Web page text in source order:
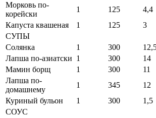
Морковь по-
корейски
1 125 4,4
Капуста квашеная
1 125 3
СУПЫ
Солянка
1 300
Лапша по-азиатски 1 300 14
Мамин борщ
1 300 11
Лапша по-
домашнему
1 345 12
Куриный бульон
1 300 1,5
СОУС